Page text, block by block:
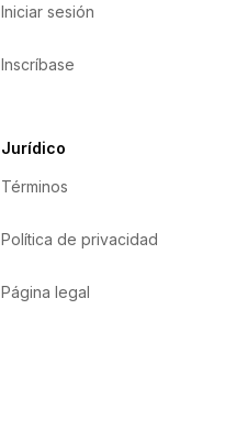
Iniciar sesión
Inscríbase
Jurídico
Términos
Política de privacidad
Página legal